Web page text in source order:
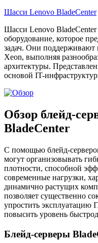
Шасси Lenovo BladeCenter
Шасси Lenovo BladeCenter
оборудование, которое
задач. Они поддерживают
Xeon, выполняя
архитектуры.
основой IT-
Обзор блейд-
BladeCenter
С помощью блейд-
могут организовывать
плотности, способной
современные нагрузки,
динамично растущих
позволяет существенно
упростить эксплуатацию
повысить уровень
Блейд-серверы